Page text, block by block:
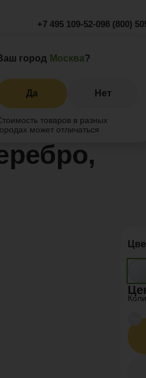
город Москва?
Да Нет
товаров в разных
может отличаться
+7 495 109-52-098 (800)
О